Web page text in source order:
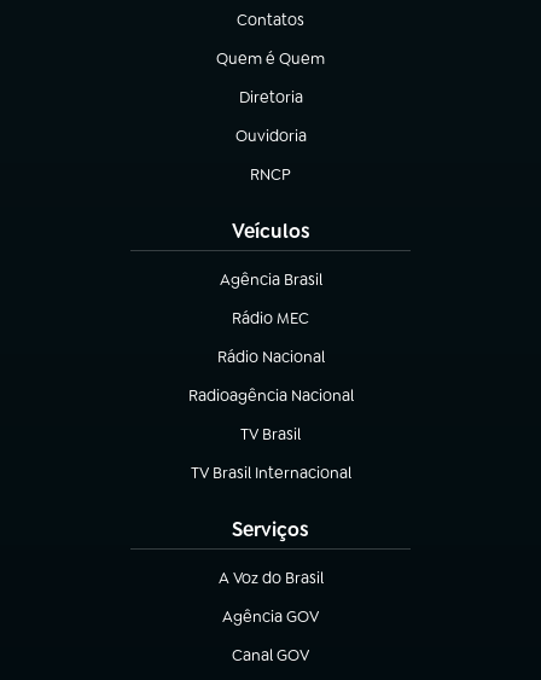
Contatos
(abre em nova aba)
Quem é Quem
(abre em nova aba)
Diretoria
(abre em nova aba)
Ouvidoria
(abre em nova aba)
RNCP
(abre em nova aba)
Veículos
Agência Brasil
(abre em nova aba)
Rádio MEC
(abre em nova aba)
Rádio Nacional
Radioagência Nacional
(abre em nova aba)
TV Brasil
(abre em nova aba)
TV Brasil Internacional
(abre em nova aba)
Serviços
A Voz do Brasil
(abre em nova aba)
Agência GOV
(abre em nova aba)
Canal GOV
(abre em nova aba)